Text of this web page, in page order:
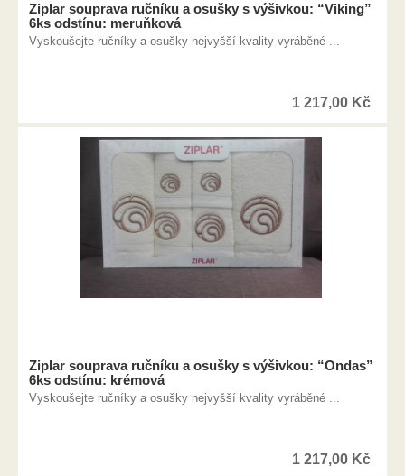
Ziplar souprava ručníku a osušky s výšivkou: “Viking”
6ks odstínu: meruňková
Vyskoušejte ručníky a osušky nejvyšší kvality vyráběné ...
1 217,00 Kč
Ziplar souprava ručníku a osušky s výšivkou: “Ondas”
6ks odstínu: krémová
Vyskoušejte ručníky a osušky nejvyšší kvality vyráběné ...
1 217,00 Kč